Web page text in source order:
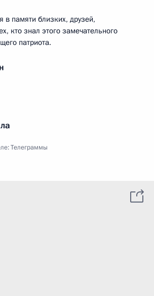
в памяти близких, друзей,
кто знал этого замечательного
патриота.
Телеграммы